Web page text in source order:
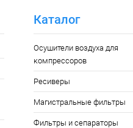
Каталог
Осушители воздуха для
компрессоров
Ресиверы
Магистральные фильтры
Фильтры и сепараторы